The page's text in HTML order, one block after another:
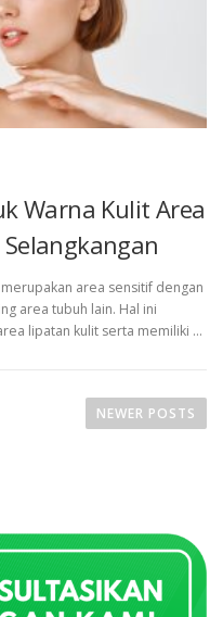
Warna Kulit Area
area sensitif dengan
area tubuh lain. Hal ini
lipatan kulit serta memiliki …
NEWER POSTS